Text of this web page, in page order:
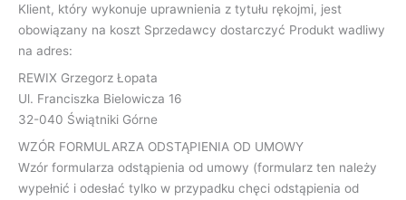
Klient, który wykonuje uprawnienia z tytułu rękojmi, jest
obowiązany na koszt Sprzedawcy dostarczyć Produkt wadliwy
na adres:
REWIX Grzegorz Łopata
Ul. Franciszka Bielowicza 16
32-040 Świątniki Górne
WZÓR FORMULARZA ODSTĄPIENIA OD UMOWY
Wzór formularza odstąpienia od umowy (formularz ten należy
wypełnić i odesłać tylko w przypadku chęci odstąpienia od